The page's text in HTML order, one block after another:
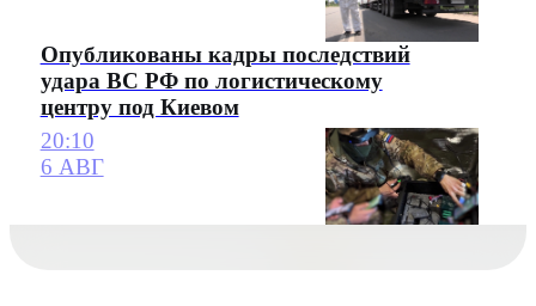
Опубликованы кадры последствий
удара ВС РФ по логистическому
центру под Киевом
20:10
6 АВГ